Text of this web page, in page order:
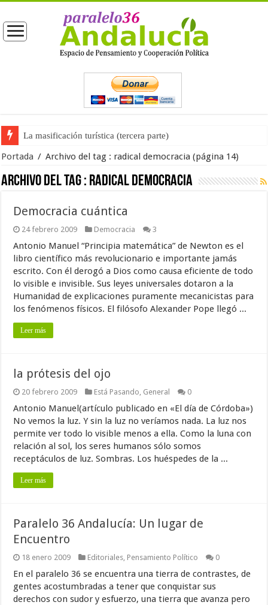
La masificación turística (tercera parte)
Portada / Archivo del tag : radical democracia (página 14)
Archivo del tag : radical democracia
Democracia cuántica
24 febrero 2009 Democracia 3
Antonio Manuel “Principia matemática” de Newton es el
libro científico más revolucionario e importante jamás
escrito. Con él derogó a Dios como causa eficiente de todo
lo visible e invisible. Sus leyes universales dotaron a la
Humanidad de explicaciones puramente mecanicistas para
los fenómenos físicos. El filósofo Alexander Pope llegó ...
Leer más
la prótesis del ojo
20 febrero 2009 Está Pasando, General 0
Antonio Manuel(artículo publicado en «El día de Córdoba»)
No vemos la luz. Y sin la luz no veríamos nada. La luz nos
permite ver todo lo visible menos a ella. Como la luna con
relación al sol, los seres humanos sólo somos
receptáculos de luz. Sombras. Los huéspedes de la ...
Leer más
Paralelo 36 Andalucía: Un lugar de
Encuentro
18 enero 2009 Editoriales, Pensamiento Político 0
En el paralelo 36 se encuentra una tierra de contrastes, de
gentes acostumbradas a tener que conquistar sus
derechos con sudor y esfuerzo, una tierra que avanza pero